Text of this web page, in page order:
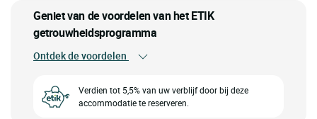
Geniet van de voordelen van het ETIK
getrouwheidsprogramma
Ontdek de voordelen
Verdien tot 5,5% van uw verblijf door bij deze
accommodatie te reserveren.